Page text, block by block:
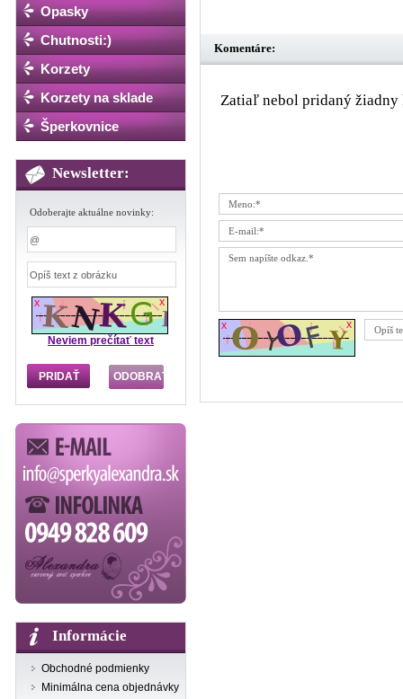
Opasky
Chutnosti:)
Korzety
Korzety na sklade
Šperkovnice
Newsletter:
Odoberajte aktuálne novinky:
Neviem prečítať text
Informácie
Obchodné podmienky
Minimálna cena objednávky
Komentáre:
Zatiaľ nebol pridaný žiadny